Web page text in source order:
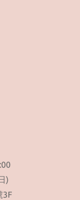
)
3F